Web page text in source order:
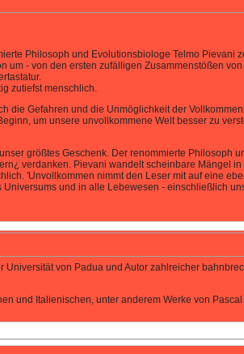
Philosoph und Evolutionsbiologe Telmo Pievani
- von den ersten zufälligen Zusammenstößen
zutiefst menschlich.
die Gefahren und die Unmöglichkeit der
um unsere unvollkommene Welt besser zu
größtes Geschenk. Der renommierte Philosoph
verdanken. Pievani wandelt scheinbare Mängel
'Unvollkommen nimmt den Leser mit auf eine
und in alle Lebewesen - einschließlich
von Padua und Autor zahlreicher
und Italienischen, unter anderem Werke von